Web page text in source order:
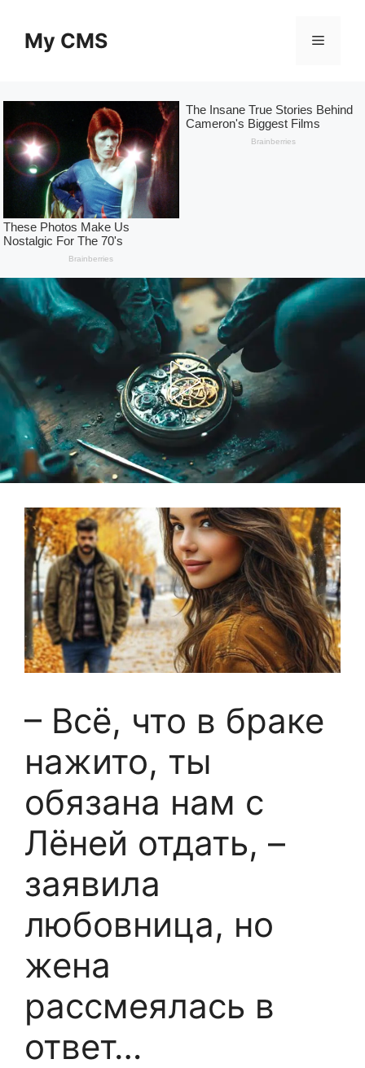
contentMy CMS Menu
– Всё, что в браке
нажито, ты
обязана нам с
Лёней отдать, –
заявила
любовница, но
жена
рассмеялась в
ответ…